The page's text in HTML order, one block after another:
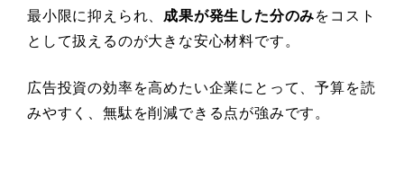
最小限に抑えられ、 成果が発生した分のみをコスト
として扱えるのが大きな安心材料です。
広告投資の効率を高めたい企業にとって、予算を読
みやすく、無駄を削減できる点が強みです。